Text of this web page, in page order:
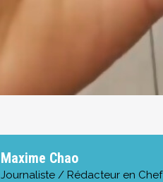
Maxime Chao
Journaliste / Rédacteur en Chef